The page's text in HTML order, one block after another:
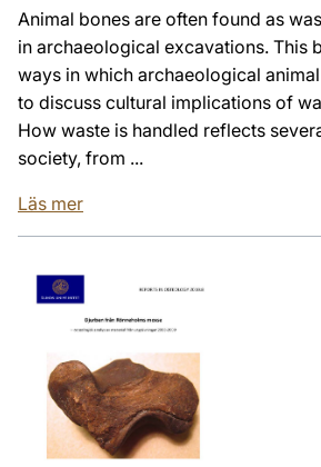
Animal bones are often found as
in archaeological excavations. This
ways in which archaeological
to discuss cultural implications of
How waste is handled reflects
society, from ...
Läs mer